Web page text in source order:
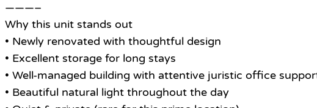
———–
Why this unit stands out
• Newly renovated with thoughtful design
• Excellent storage for long stays
• Well-managed building with attentive juristic office
• Beautiful natural light throughout the day